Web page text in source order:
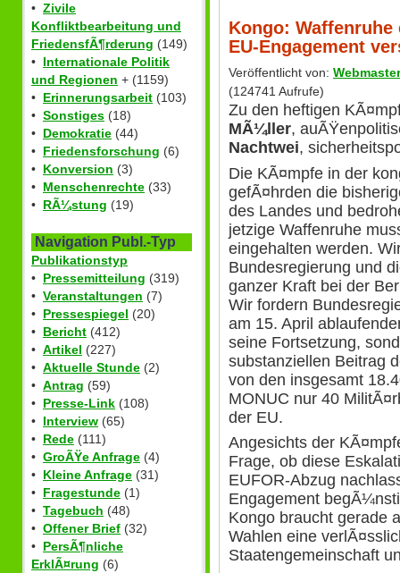
• Zivile
Konfliktbearbeitung und
FriedensfÃ¶rderung (149)
• Internationale Politik
und Regionen + (1159)
• Erinnerungsarbeit (103)
• Sonstiges (18)
• Demokratie (44)
• Friedensforschung (6)
• Konversion (3)
• Menschenrechte (33)
• RÃ¼stung (19)
Navigation Publ.-Typ
Publikationstyp
• Pressemitteilung (319)
• Veranstaltungen (7)
• Pressespiegel (20)
• Bericht (412)
• Artikel (227)
• Aktuelle Stunde (2)
• Antrag (59)
• Presse-Link (108)
• Interview (65)
• Rede (111)
• GroÃŸe Anfrage (4)
• Kleine Anfrage (31)
• Fragestunde (1)
• Tagebuch (48)
• Offener Brief (32)
• PersÃ¶nliche
ErklÃ¤rung (6)
Kongo:
EU-Engagement
Veröffentlicht von: Webmaster
(124741 Aufrufe)
Zu den heftigen
MÃ¼ller,
Nachtwei,
Die KÃ¤mpfe in der
gefÃ¤hrden die
des Landes und
jetzige Waffenruhe
eingehalten werden.
Bundesregierung und
ganzer Kraft bei der
Wir fordern
am 15. April
seine Fortsetzung,
substanziellen Beitrag
von den insgesamt
MONUC nur 40
der EU.
Angesichts der
Frage, ob diese
EUFOR-Abzug
Engagement
Kongo braucht gerade
Wahlen eine
Staatengemeinschaft